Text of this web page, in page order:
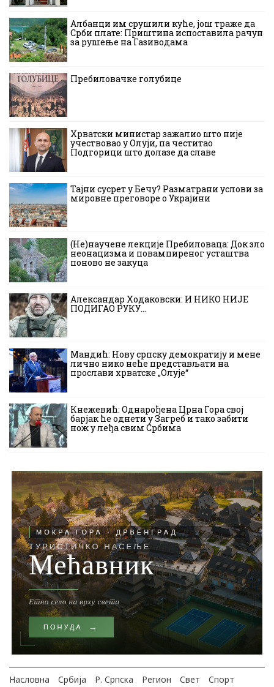
Албанци им срушили куће, још траже да
Срби плате: Приштина испоставила рачун
за рушење на Газиводама
Пребиловачке голубице
Хрватски министар зажалио што није
учествовао у Олуји, па честитао
Подгорици што долазе да славе
Тајни сусрет у Бечу? Разматрани услови за
мировне преговоре о Украјини
(Не)научене лекције Пребиловаца: Док зло
неонацизма и повампиреног усташтва
поново не закуца
Александар Ходаковски: И НИКО НИЈЕ
ПОДИГАО РУКУ…
Мандић: Нову српску демократију и мене
лично нико неће представљати на
прослави хрватске „Олује“
Кнежевић: Однарођена Црна Гора свој
барјак ће однети у Загреб и тако забити
нож у леђа свим Србима
Насловна Србија Р. Српска Регион Свет
Спорт